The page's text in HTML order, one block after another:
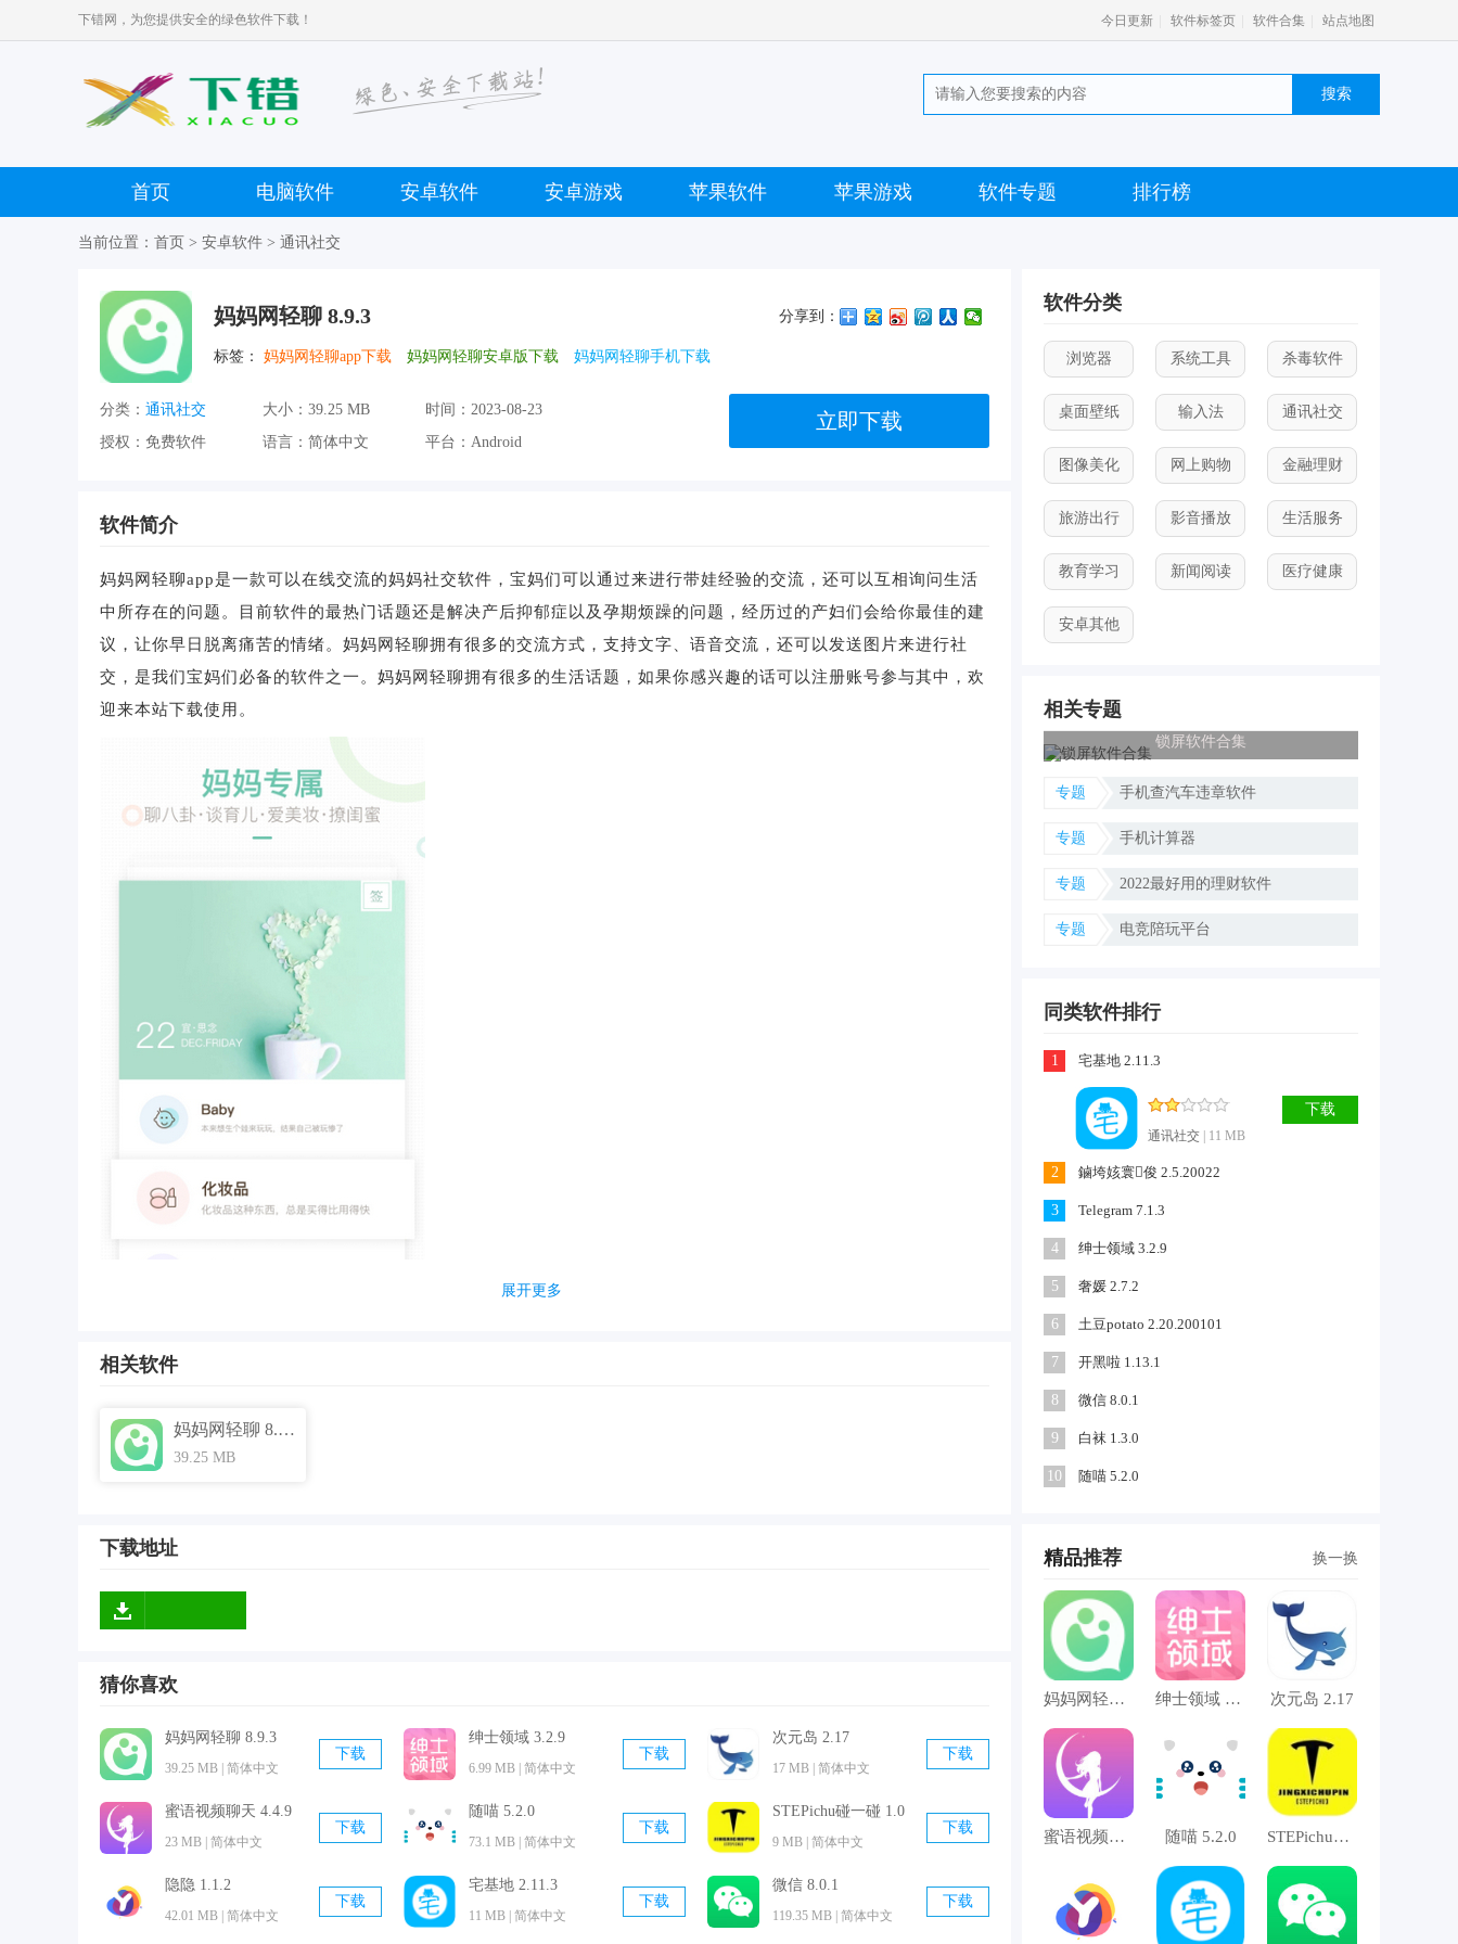
下错网，为您提供安全的绿色软件下载！ 今日更新 软件标签页 软件合集 站点地图
首页 电脑软件 安卓软件 安卓游戏 苹果软件 苹果游戏 软件专题 排行榜
当前位置： 首页 > 安卓软件 > 通讯社交
妈妈网轻聊 8.9.3
标签： 妈妈网轻聊app下载 妈妈网轻聊安卓版下载 妈妈网轻聊手机下载
分享到：
分类： 通讯社交 大小： 39.25 MB 时间： 2023-08-23
授权： 免费软件 语言： 简体中文 平台： Android
立即下载
软件简介
妈妈网轻聊app是一款可以在线交流的妈妈社交软件，宝妈们可以通过来进行带娃经验的交流，还可以互相询问生活
中所存在的问题。目前软件的最热门话题还是解决产后抑郁症以及孕期烦躁的问题，经历过的产妇们会给你最佳的建
议，让你早日脱离痛苦的情绪。妈妈网轻聊拥有很多的交流方式，支持文字、语音交流，还可以发送图片来进行社
交，是我们宝妈们必备的软件之一。妈妈网轻聊拥有很多的生活话题，如果你感兴趣的话可以注册账号参与其中，欢
迎来本站下载使用。
3、支持私聊，你可以跟用户进行文字、语音、表情包的交流。
2、支持一键发布生活帖子，还能够挑起话题来进行聊天。
3、软件需要使用手机
软件点评
去解决。妈妈网轻聊拥有很多的正能量文章以及视频可以观看，让你告别产后抑郁。
展开更多
相关软件
妈妈网轻聊 8.9.3
39.25 MB
下载地址
猜你喜欢
妈妈网轻聊 8.9.3
39.25 MB | 简体中文
下载
绅士领域 3.2.9
6.99 MB | 简体中文
下载
次元岛 2.17
17 MB | 简体中文
下载
蜜语视频聊天 4.4.9
23 MB | 简体中文
下载
随喵 5.2.0
73.1 MB | 简体中文
下载
STEPichu碰一碰 1.0
9 MB | 简体中文
下载
隐隐 1.1.2
42.01 MB | 简体中文
下载
宅基地 2.11.3
11 MB | 简体中文
下载
微信 8.0.1
119.35 MB | 简体中文
下载
软件分类
浏览器 系统工具 杀毒软件
桌面壁纸 输入法 通讯社交
图像美化 网上购物 金融理财
旅游出行 影音播放 生活服务
教育学习 新闻阅读 医疗健康
安卓其他
相关专题
锁屏软件合集
专题 手机查汽车违章软件
专题 手机计算器
专题 2022最好用的理财软件
专题 电竞陪玩平台
同类软件排行
1 宅基地 2.11.3
通讯社交 | 11 MB
下载
2 鏀垮姟寰俊 2.5.20022
3 Telegram 7.1.3
4 绅士领域 3.2.9
5 奢媛 2.7.2
6 土豆potato 2.20.200101
7 开黑啦 1.13.1
8 微信 8.0.1
9 白袜 1.3.0
10 随喵 5.2.0
精品推荐 换一换
妈妈网轻聊 8.9.3 绅士领域 3.2.9 次元岛 2.17
蜜语视频聊天 4.4.9 随喵 5.2.0 STEPichu碰一碰 1.0